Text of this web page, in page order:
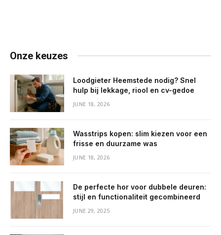
Onze keuzes
Loodgieter Heemstede nodig? Snel
hulp bij lekkage, riool en cv-gedoe
JUNE 18, 2026
Wasstrips kopen: slim kiezen voor een
frisse en duurzame was
JUNE 18, 2026
De perfecte hor voor dubbele deuren:
stijl en functionaliteit gecombineerd
JUNE 29, 2025